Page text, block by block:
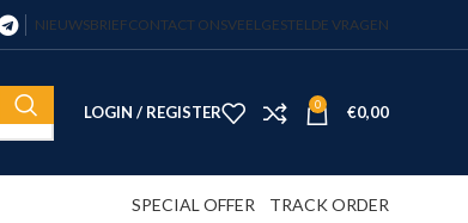
NIEUWSBRIEFCONTACT ONSVEELGESTELDE VRAGEN
LOGIN / REGISTER 0 €0,00
SPECIAL OFFER TRACK ORDER